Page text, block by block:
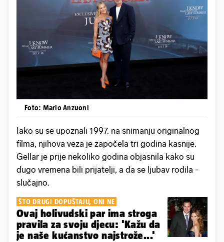
Foto: Mario Anzuoni
Iako su se upoznali 1997. na snimanju originalnog
filma, njihova veza je započela tri godina kasnije.
Gellar je prije nekoliko godina objasnila kako su
dugo vremena bili prijatelji, a da se ljubav rodila -
slučajno.
ŠTO DRUGI DOPUŠTAJU, ONI NE
Ovaj holivudski par ima stroga
pravila za svoju djecu: 'Kažu da
je naše kućanstvo najstrože...'